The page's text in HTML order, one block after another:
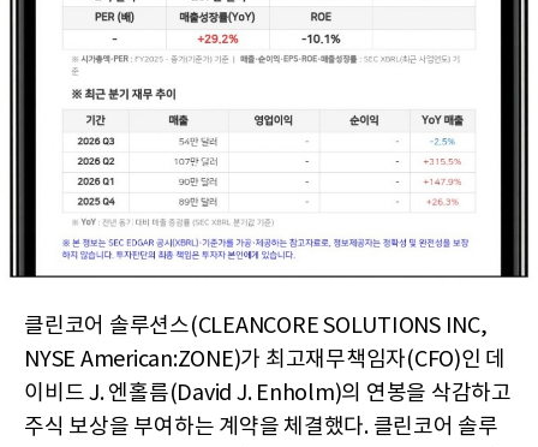
클린코어 솔루션스(CLEANCORE SOLUTIONS INC,
NYSE American:ZONE)가 최고재무책임자(CFO)인 데
이비드 J. 엔홀름(David J. Enholm)의 연봉을 삭감하고
주식 보상을 부여하는 계약을 체결했다. 클린코어 솔루